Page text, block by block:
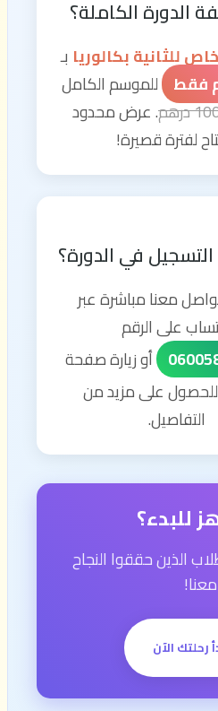
الدورة الكاملة؟
للثانية بكالوريا بـ
للموسم الكامل
درهم
. عرض محدود
لفترة قصيرة!
في الدورة؟
معنا مباشرة عبر
على الرقم
أو زيارة صفحة
للحصول على مزيد من
التفاصيل.
للبدء؟
الذين حققوا النجاح
معنا!
رحلتك الآن